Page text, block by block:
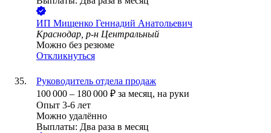
ИП Мищенко Геннадий Анатольевич
Краснодар, р-н Центральный
Можно без резюме
Откликнуться
Руководитель отдела продаж
100 000 – 180 000 ₽ за месяц, на руки
Опыт 3-6 лет
Можно удалённо
Выплаты: Два раза в месяц